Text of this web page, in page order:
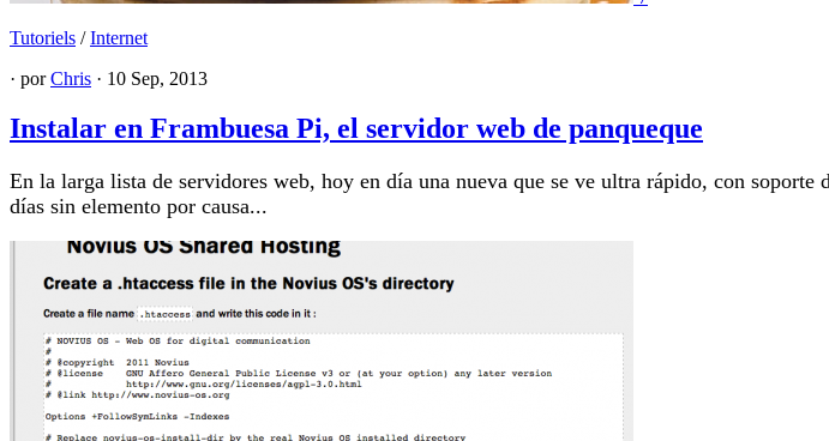
Tutoriels /Internet
· porChris · 10 Sep, 2013
Instalar en Frambuesa Pi, el servidor web de panqueque
En la larga lista de servidores web, hoy en día una nueva que se ve ultra rápido, con
días sin elemento por causa...